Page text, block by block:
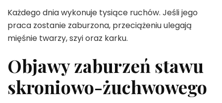
Każdego dnia wykonuje tysiące ruchów. Jeśli jego
praca zostanie zaburzona, przeciążeniu ulegają
mięśnie twarzy, szyi oraz karku.
Objawy zaburzeń stawu
skroniowo-żuchwowego